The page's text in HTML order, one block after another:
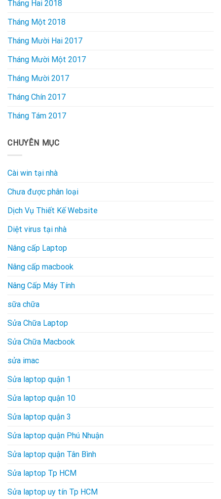
Tháng Hai 2018
Tháng Một 2018
Tháng Mười Hai 2017
Tháng Mười Một 2017
Tháng Mười 2017
Tháng Chín 2017
Tháng Tám 2017
CHUYÊN MỤC
Cài win tại nhà
Chưa được phân loại
Dịch Vụ Thiết Kế Website
Diệt virus tại nhà
Nâng cấp Laptop
Nâng cấp macbook
Nâng Cấp Máy Tính
sữa chữa
Sửa Chữa Laptop
Sửa Chữa Macbook
sửa imac
Sửa laptop quận 1
Sửa laptop quận 10
Sửa laptop quận 3
Sửa laptop quận Phú Nhuận
Sửa laptop quận Tân Bình
Sửa laptop Tp HCM
Sửa laptop uy tín Tp HCM